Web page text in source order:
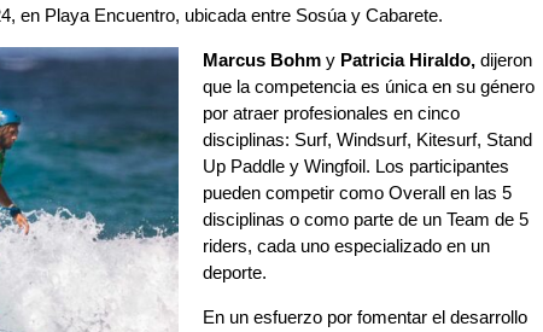
en Playa Encuentro, ubicada entre Sosúa y Cabarete.
Marcus Bohmy Patricia Hiraldo, dijeron
que la competencia es única en su género
por atraer profesionales en cinco
disciplinas: Surf, Windsurf, Kitesurf, Stand
Up Paddle y Wingfoil. Los participantes
pueden competir como Overall en las 5
disciplinas o como parte de un Team de 5
riders, cada uno especializado en un
deporte.
En un esfuerzo por fomentar el desarrollo